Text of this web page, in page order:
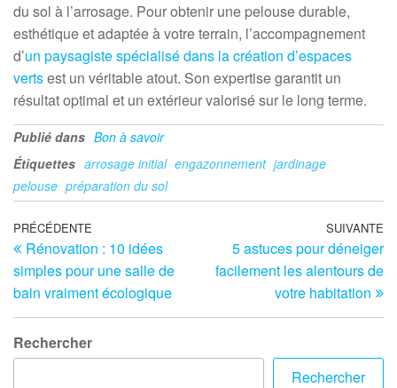
du sol à l’arrosage. Pour obtenir une pelouse durable,
esthétique et adaptée à votre terrain, l’accompagnement
d’un paysagiste spécialisé dans la création d’espaces
vertsest un véritable atout. Son expertise garantit un
résultat optimal et un extérieur valorisé sur le long terme.
Publié dans Bon à savoir
Étiquettes arrosage initial engazonnement jardinage
pelouse préparation du sol
Navigation
de
l’article
Article
précédent
PRÉCÉDENTE
Rénovation : 10 idées
simples pour une salle de
bain vraiment écologique
SUIVANTE
5 astuces pour déneiger
facilement les alentours de
votre habitation
Rechercher
Rechercher